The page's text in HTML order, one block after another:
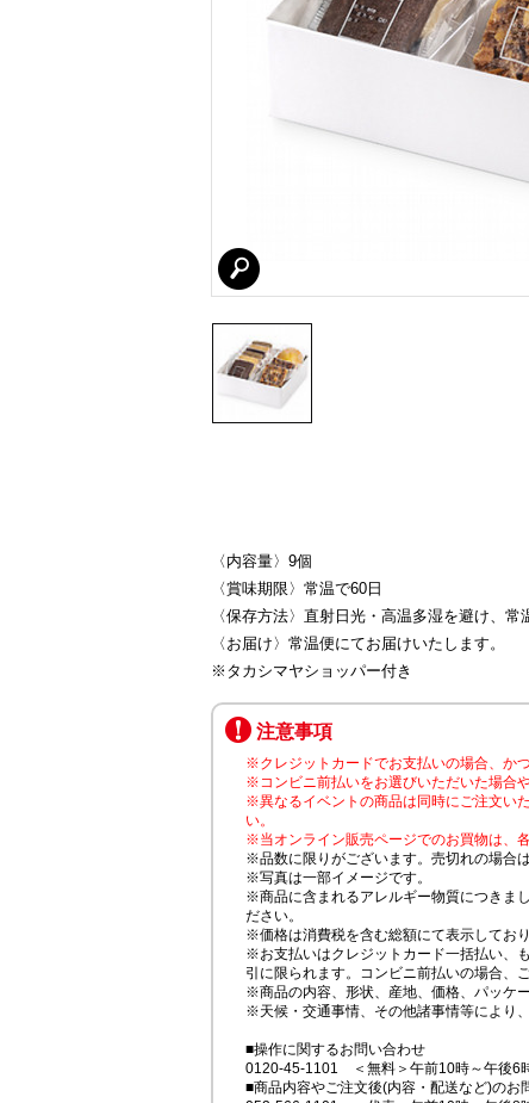
〈内容量〉9個
〈賞味期限〉常温で60日
〈保存方法〉直射日光・高温多湿を避け、常
〈お届け〉常温便にてお届けいたします。
※タカシマヤショッパー付き
注意事項
※クレジットカードでお支払いの場合、か
※コンビニ前払いをお選びいただいた場合
※異なるイベントの商品は同時にご注文い
い。
※当オンライン販売ページでのお買物は、
※品数に限りがございます。売切れの場合は
※写真は一部イメージです。
※商品に含まれるアレルギー物質につきま
ださい。
※価格は消費税を含む総額にて表示しており
※お支払いはクレジットカード一括払い、
引に限られます。コンビニ前払いの場合、
※商品の内容、形状、産地、価格、パッケ
※天候・交通事情、その他諸事情等により
■操作に関するお問い合わせ
0120-45-1101 ＜無料＞午前10時～午後6
■商品内容やご注文後(内容・配送など)のお